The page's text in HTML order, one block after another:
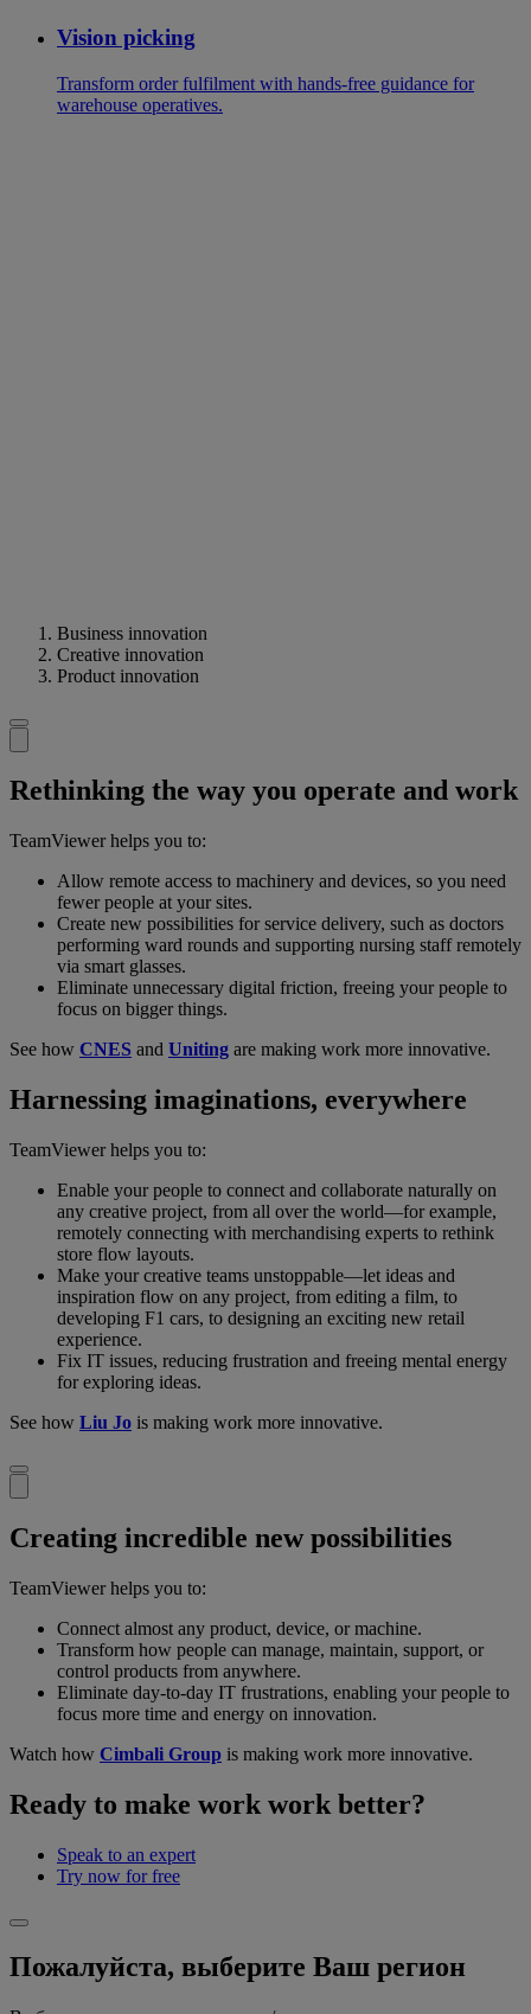
Vision picking
Transform order fulfilment with hands-free guidance for
warehouse operatives.
Business innovation
Creative innovation
Product innovation
Rethinking the way you operate and work
TeamViewer helps you to:
Allow remote access to machinery and devices, so you need
fewer people at your sites.
Create new possibilities for service delivery, such as doctors
performing ward rounds and supporting nursing staff remotely
via smart glasses.
Eliminate unnecessary digital friction, freeing your people to
focus on bigger things.
See how CNES and Uniting are making work more innovative.
Harnessing imaginations, everywhere
TeamViewer helps you to:
Enable your people to connect and collaborate naturally on
any creative project, from all over the world—for example,
remotely connecting with merchandising experts to rethink
store flow layouts.
Make your creative teams unstoppable—let ideas and
inspiration flow on any project, from editing a film, to
developing F1 cars, to designing an exciting new retail
experience.
Fix IT issues, reducing frustration and freeing mental energy
for exploring ideas.
See how Liu Jo is making work more innovative.
Creating incredible new possibilities
TeamViewer helps you to:
Connect almost any product, device, or machine.
Transform how people can manage, maintain, support, or
control products from anywhere.
Eliminate day-to-day IT frustrations, enabling your people to
focus more time and energy on innovation.
Watch how Cimbali Group is making work more innovative.
Ready to make work work better?
Speak to an expert
Try now for free
Пожалуйста, выберите Ваш регион